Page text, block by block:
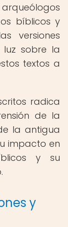
bíblicos y
versiones
sobre la
textos a
radica
de la
la antigua
impacto en
y su
y